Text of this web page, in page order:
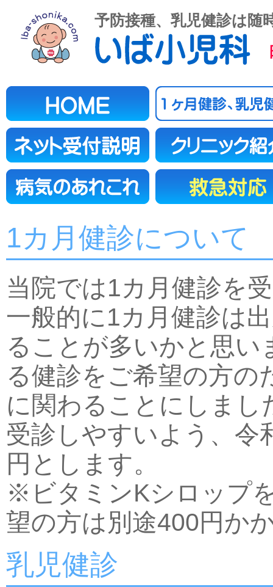
予防接種、乳児健診は随
1カ月健診について
当院では1カ月健診を
一般的に1カ月健診は
ることが多いかと思い
る健診をご希望の方の
に関わることにしまし
受診しやすいよう、令
円とします。
※ビタミンKシロップ
望の方は別途400円か
乳児健診